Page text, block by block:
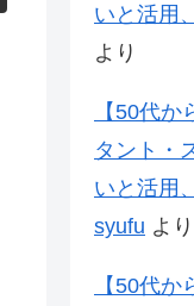
いと活用
より
【50代
タント・
いと活用
syufu より
【50代